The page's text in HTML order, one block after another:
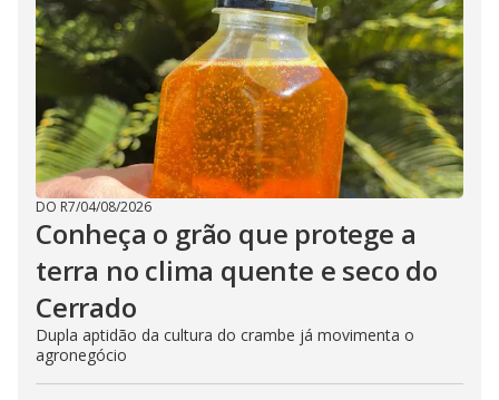
DO R7/04/08/2026
Conheça o grão que protege a
terra no clima quente e seco do
Cerrado
Dupla aptidão da cultura do crambe já movimenta o
agronegócio